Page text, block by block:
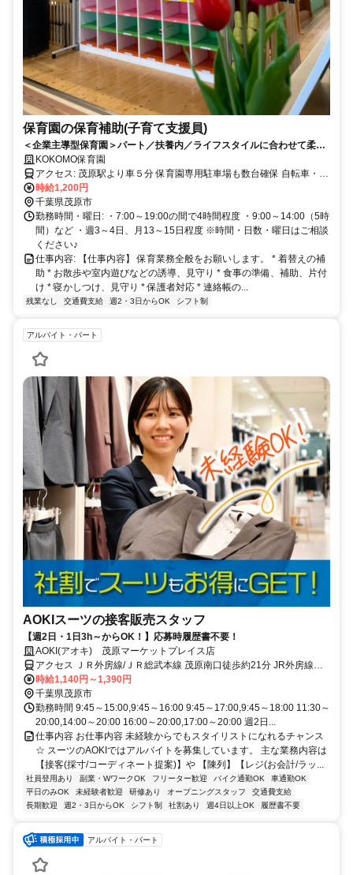
保育園の保育補助(子育て支援員)
＜企業主導型保育園＞パート／扶養内／ライフスタイルに合わせて柔軟
なシフト対応♪
KOKOMO保育園
アクセス: 茂原駅より車５分 保育園専用駐車場も数台確保 自転車・徒
歩通勤ももちろんOKです！
時給1,200円
千葉県茂原市
勤務時間・曜日: ・7:00～19:00の間で4時間程度 ・9:00～14:00（5時
間）など ・週3～4日、月13～15日程度 ※時間・日数・曜日はご相談
ください♪
仕事内容: 【仕事内容】 保育業務全般をお願いします。 * 着替えの補
助 * お散歩や室内遊びなどの誘導、見守り * 食事の準備、補助、片付
け * 寝かしつけ、見守り * 保護者対応 * 連絡帳の...
残業なし 交通費支給 週2・3日からOK シフト制
アルバイト・パート
AOKIスーツの接客販売スタッフ
【週2日・1日3h～からOK！】応募時履歴書不要！
AOKI(アオキ) 茂原マーケットプレイス店
アクセス ＪＲ外房線/ＪＲ総武本線 茂原南口徒歩約21分 JR外房線
「茂原駅」より徒歩約20分
時給1,140円～1,390円
千葉県茂原市
勤務時間 9:45～15:00,9:45～16:00 9:45～17:00,9:45～18:00 11:30～
20:00,14:00～20:00 16:00～20:00,17:00～20:00 週2日...
仕事内容 お仕事内容 未経験からでもスタイリストになれるチャンス
☆ スーツのAOKIではアルバイトを募集しています。 主な業務内容は
【接客(採寸/コーディネート提案)】や 【陳列】【レジ(お会計/ラッ...
社員登用あり 副業・WワークOK フリーター歓迎 バイク通勤OK
車通勤OK
平日のみOK
未経験者歓迎 研修あり オープニングスタッフ
交通費支給
長期歓迎
週2・3日からOK シフト制 社割あり 週4日以上OK 履歴書不要
アルバイト・パート